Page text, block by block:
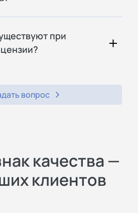
при
вопрос
качества —
клиентов